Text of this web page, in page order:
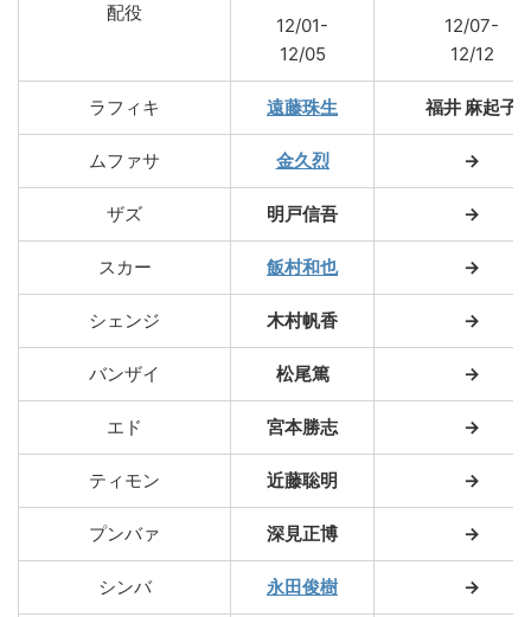
配役
12/01-
12/05
12/07-
12/12
ラフィキ 遠藤珠生 福井 麻起子
ムファサ 金久烈 →
ザズ 明戸信吾 →
スカー 飯村和也 →
シェンジ 木村帆香 →
バンザイ 松尾篤 →
エド 宮本勝志 →
ティモン 近藤聡明 →
プンバァ 深見正博 →
シンバ 永田俊樹 →